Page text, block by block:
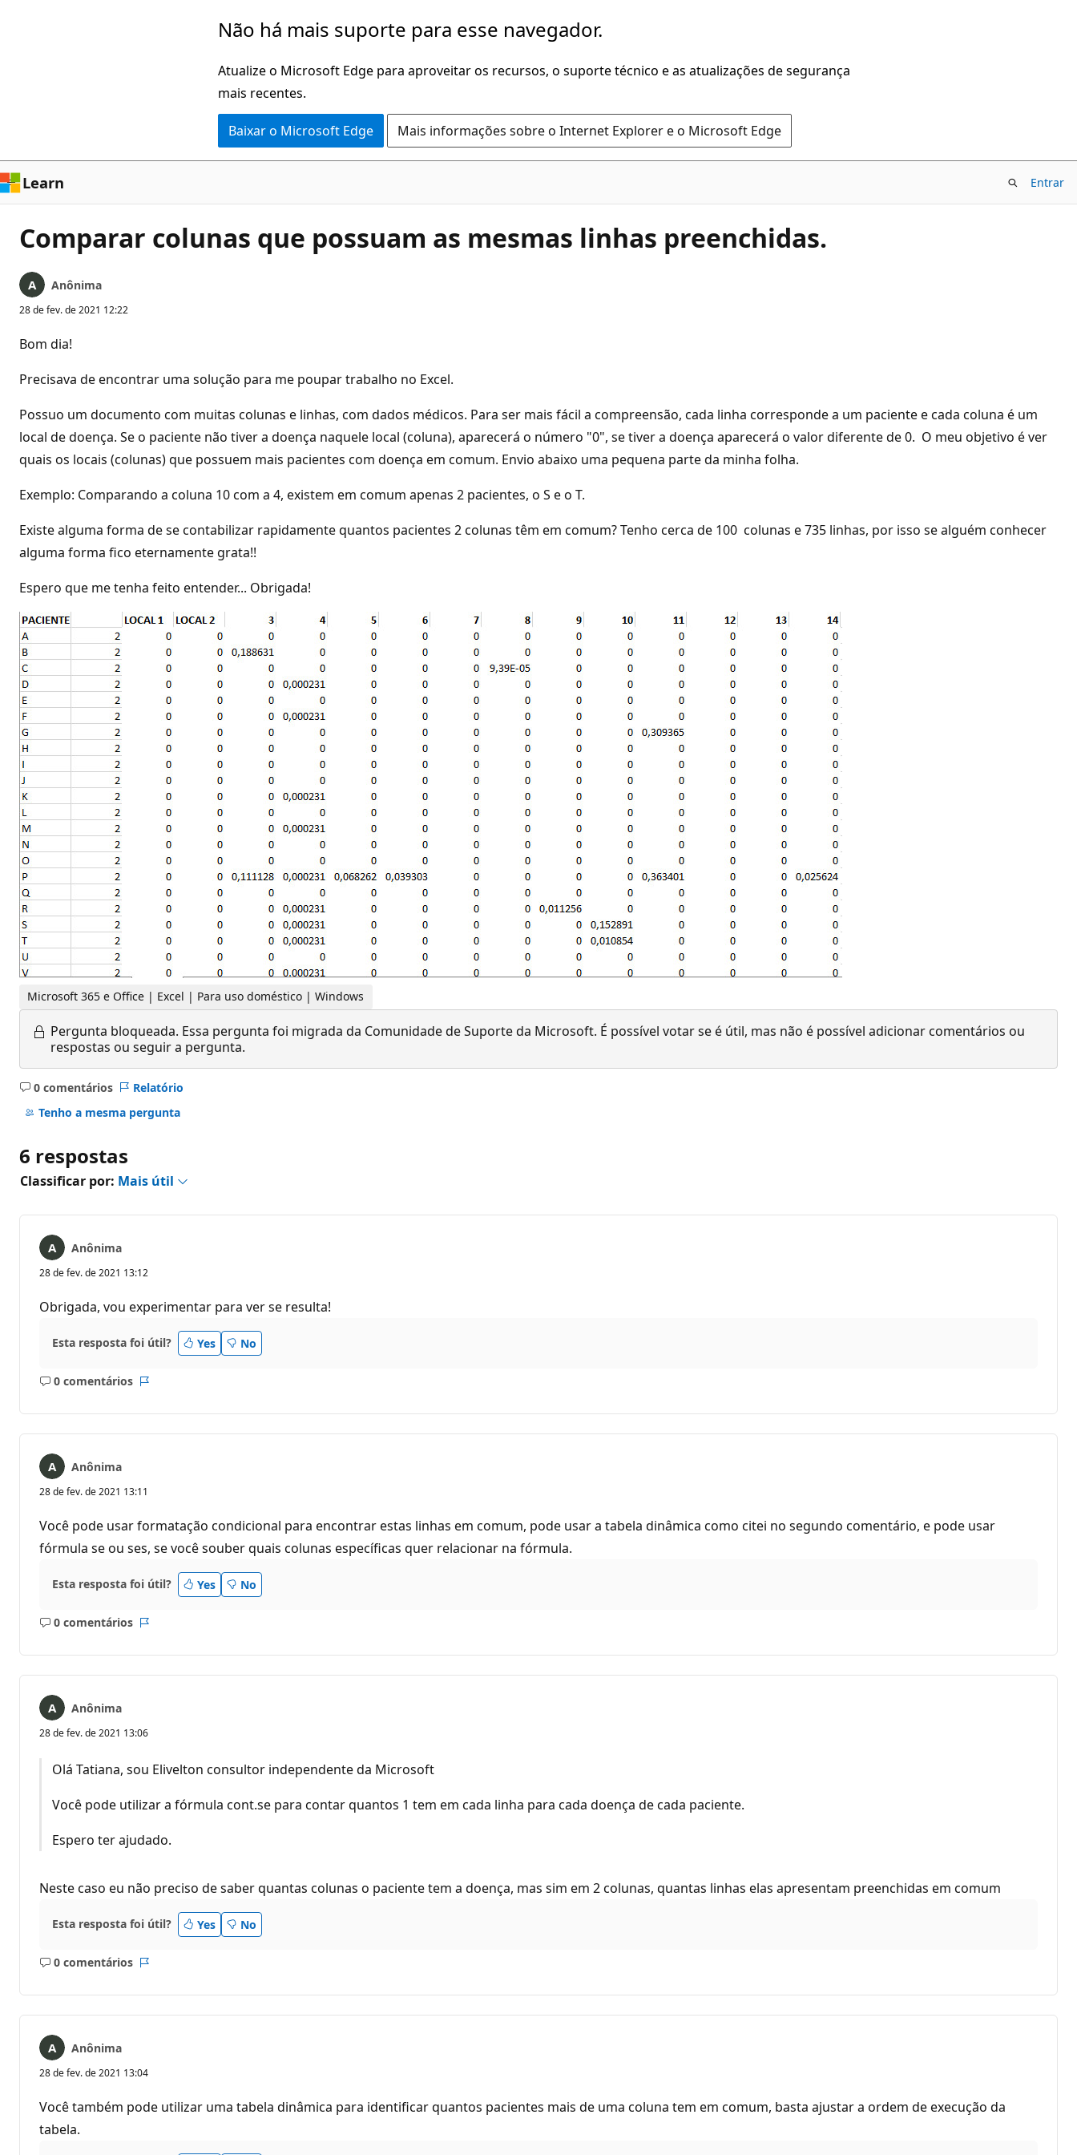
Não há mais suporte para esse navegador.
Atualize o Microsoft Edge para aproveitar os recursos, o suporte técnico e as atualizações de segurança
mais recentes.
Baixar o Microsoft Edge Mais informações sobre o Internet Explorer e o Microsoft Edge
Learn Entrar
Comparar colunas que possuam as mesmas linhas preenchidas.
Anônima
28 de fev. de 2021 12:22
Bom dia!
Precisava de encontrar uma solução para me poupar trabalho no Excel.
Possuo um documento com muitas colunas e linhas, com dados médicos. Para ser mais fácil a compreensão, cada linha corresponde a um paciente e cada coluna é um
local de doença. Se o paciente não tiver a doença naquele local (coluna), aparecerá o número "0", se tiver a doença aparecerá o valor diferente de 0. O meu objetivo é ver
quais os locais (colunas) que possuem mais pacientes com doença em comum. Envio abaixo uma pequena parte da minha folha.
Exemplo: Comparando a coluna 10 com a 4, existem em comum apenas 2 pacientes, o S e o T.
Existe alguma forma de se contabilizar rapidamente quantos pacientes 2 colunas têm em comum? Tenho cerca de 100 colunas e 735 linhas, por isso se alguém conhecer
alguma forma fico eternamente grata!!
Espero que me tenha feito entender... Obrigada!
Microsoft 365 e Office | Excel | Para uso doméstico | Windows
Pergunta bloqueada. Essa pergunta foi migrada da Comunidade de Suporte da Microsoft. É possível votar se é útil, mas não é possível adicionar comentários ou
respostas ou seguir a pergunta.
0 comentários
Sem
comentários
Relatório
Tenho a mesma pergunta
6 respostas
Classificar por: Mais útil
Anônima
28 de fev. de 2021 13:12
Obrigada, vou experimentar para ver se resulta!
Esta resposta foi útil? Yes No
0 comentários
Sem
Anônima
28 de fev. de 2021 13:11
Você pode usar formatação condicional para encontrar estas linhas em comum, pode usar a tabela dinâmica como citei no segundo comentário, e pode usar
fórmula se ou ses, se você souber quais colunas específicas quer relacionar na fórmula.
Esta resposta foi útil? Yes No
0 comentários
Sem
Anônima
28 de fev. de 2021 13:06
Olá Tatiana, sou Elivelton consultor independente da Microsoft
Você pode utilizar a fórmula cont.se para contar quantos 1 tem em cada linha para cada doença de cada paciente.
Espero ter ajudado.
Neste caso eu não preciso de saber quantas colunas o paciente tem a doença, mas sim em 2 colunas, quantas linhas elas apresentam preenchidas em comum
Esta resposta foi útil? Yes No
0 comentários
Sem
Anônima
28 de fev. de 2021 13:04
Você também pode utilizar uma tabela dinâmica para identificar quantos pacientes mais de uma coluna tem em comum, basta ajustar a ordem de execução da
tabela.